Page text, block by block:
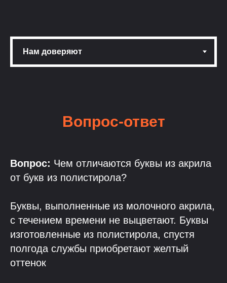
Вопрос-ответ
Вопрос: Чем отличаются буквы из акрила
от букв из полистирола?
Буквы, выполненные из молочного акрила,
с течением времени не выцветают. Буквы
изготовленные из полистирола, спустя
полгода службы приобретают желтый
оттенок